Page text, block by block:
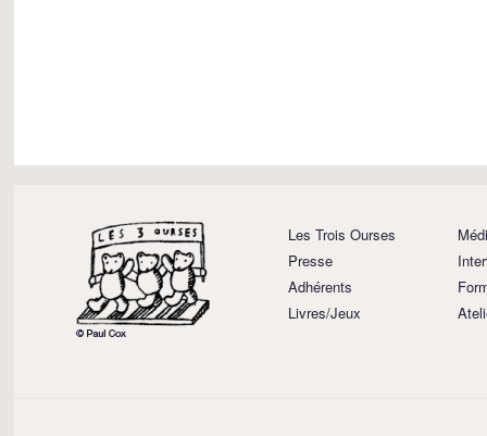
Les Trois Ourses
Presse
Adhérents
Livres/Jeux